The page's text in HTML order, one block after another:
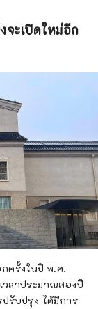
ะเปิดใหม่อีก
ครั้งในปี พ.ศ.
ลาประมาณสองปี
รับปรุง ได้มีการ